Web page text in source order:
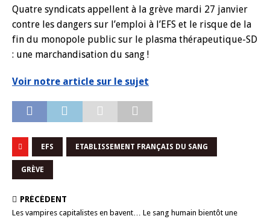
Quatre syndicats appellent à la grève mardi 27 janvier
contre les dangers sur l’emploi à l’EFS et le risque de la
fin du monopole public sur le plasma thérapeutique-SD
: une marchandisation du sang !
Voir notre article sur le sujet
EFS ETABLISSEMENT FRANÇAIS DU SANG
GRÈVE
PRÉCÉDENT
Les vampires capitalistes en bavent… Le sang humain bientôt une